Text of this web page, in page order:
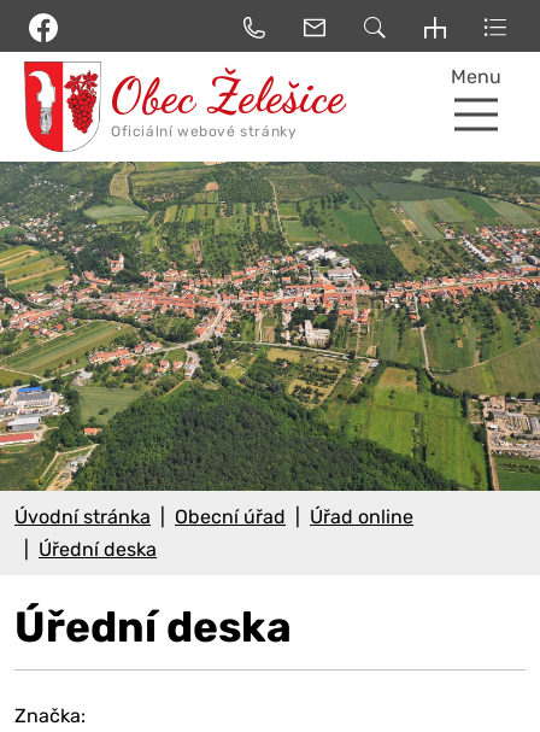
Menu
Úvodní stránka Obecní úřad
Úřad online
Úřední deska
Úřední deska
Značka: